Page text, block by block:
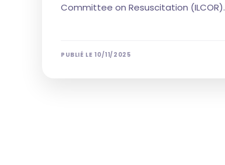
Committee on Resuscitation (ILCOR).
PUBLIÉ LE 10/11/2025